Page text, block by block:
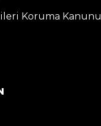
Koruma Kanunu